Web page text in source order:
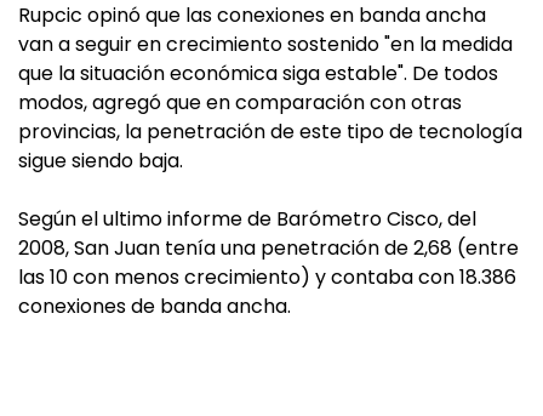
Rupcic opinó que las conexiones en banda ancha
van a seguir en crecimiento sostenido "en la medida
que la situación económica siga estable". De todos
modos, agregó que en comparación con otras
provincias, la penetración de este tipo de tecnología
sigue siendo baja.
Según el ultimo informe de Barómetro Cisco, del
2008, San Juan tenía una penetración de 2,68 (entre
las 10 con menos crecimiento) y contaba con 18.386
conexiones de banda ancha.